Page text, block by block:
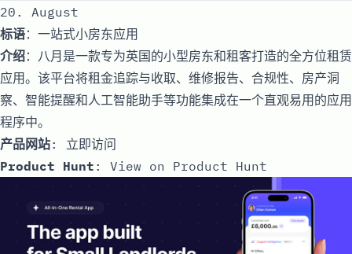
20. August
标语：一站式小房东应用
介绍：八月是一款专为英国的小型房东和租客打造的全方位租赁
应用。该平台将租金追踪与收取、维修报告、合规性、房产洞
察、智能提醒和人工智能助手等功能集成在一个直观易用的应用
程序中。
产品网站: 立即访问
Product Hunt : View on Product Hunt